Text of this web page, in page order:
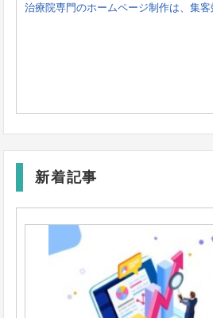
治療院専門のホームページ制作は、集
新着記事